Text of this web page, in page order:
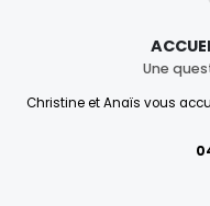
Une
Christine et Anaïs vous